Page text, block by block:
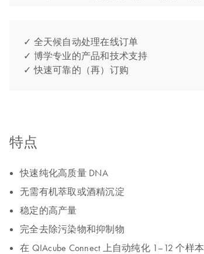
✓ 全天候自动处理在线订单
✓ 博学专业的产品和技术支持
✓ 快速可靠的（再）订购
特点
快速纯化高质量 DNA
无需有机萃取或酒精沉淀
稳定的高产量
完全去除污染物和抑制物
在 QIAcube Connect 上自动纯化 1–12 个样本